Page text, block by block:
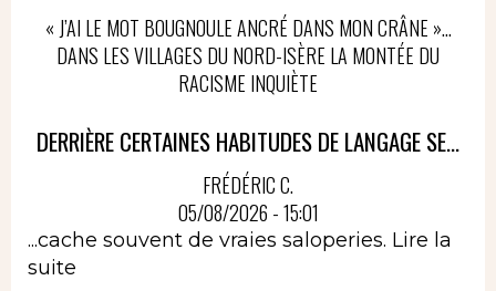
« J’AI LE MOT BOUGNOULE ANCRÉ DANS MON CRÂNE »…
DANS LES VILLAGES DU NORD-ISÈRE LA MONTÉE DU
RACISME INQUIÈTE
DERRIÈRE CERTAINES HABITUDES DE LANGAGE SE...
FRÉDÉRIC C.
05/08/2026 - 15:01
...cache souvent de vraies saloperies. Lire la
suite